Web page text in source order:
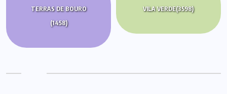
TERRAS DE BOURO
(1458)
VILA VERDE(3598)